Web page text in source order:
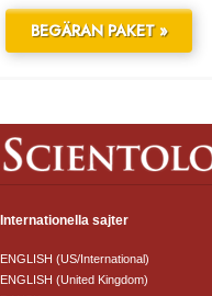
BEGÄRAN PAKET »
Internationella sajter
ENGLISH (US/International)
ENGLISH (United Kingdom)